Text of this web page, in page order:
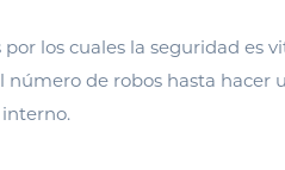
los cuales la seguridad es
de robos hasta hacer